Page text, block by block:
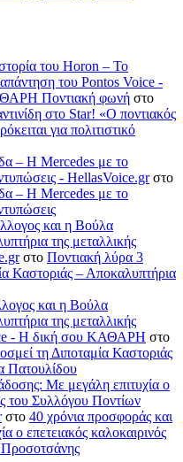
του Horon – Το
απάντηση του Pontos Voice -
Ποντιακή φωνή στο
στο Star! «Ο ποντιακός
για πολιτιστικό
– Η Mercedes με το
- HellasVoice.grστο
– Η Mercedes με το
και η Βούλα
της μεταλλικής
στο Ποντιακή λύρα 3
Καστοριάς – Αποκαλυπτήρια
και η Βούλα
της μεταλλικής
- H δική σου ΚΑΘΑΡΗ στο
τη Διποταμία Καστοριάς
Πατουλίδου
Με μεγάλη επιτυχία ο
του Συλλόγου Ποντίων
στο 40 χρόνια προσφοράς και
ο επετειακός καλοκαιρινός